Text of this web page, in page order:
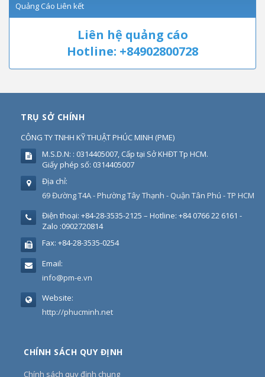
Quảng Cáo Liên kết
Liên hệ quảng cáo
Hotline: +84902800728
TRỤ SỞ CHÍNH
CÔNG TY TNHH KỸ THUẬT PHÚC MINH (PME)
M.S.D.N: : 0314405007, Cấp tại Sở KHĐT Tp HCM.
Giấy phép số: 0314405007
Địa chỉ:
69 Đường T4A - Phường Tây Thạnh - Quận Tân Phú - TP HCM
Điện thoại: +84-28-3535-2125 – Hotline: +84 0766 22 6161 -
Zalo :0902720814
Fax: +84-28-3535-0254
Email:
info@pm-e.vn
Website:
http://phucminh.net
CHÍNH SÁCH QUY ĐỊNH
Chính sách quy định chung